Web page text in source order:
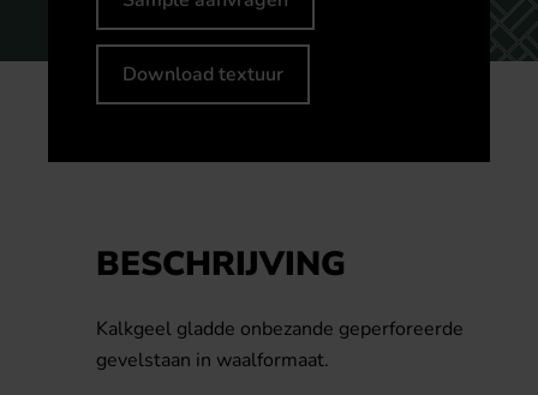
Download textuur
BESCHRIJVING
Kalkgeel gladde onbezande geperforeerde
gevelstaan in waalformaat.